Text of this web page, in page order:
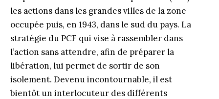
les actions dans les grandes villes de la zone
occupée puis, en 1943, dans le sud du pays. La
stratégie du PCF qui vise à rassembler dans
l’action sans attendre, afin de préparer la
libération, lui permet de sortir de son
isolement. Devenu incontournable, il est
bientôt un interlocuteur des différents